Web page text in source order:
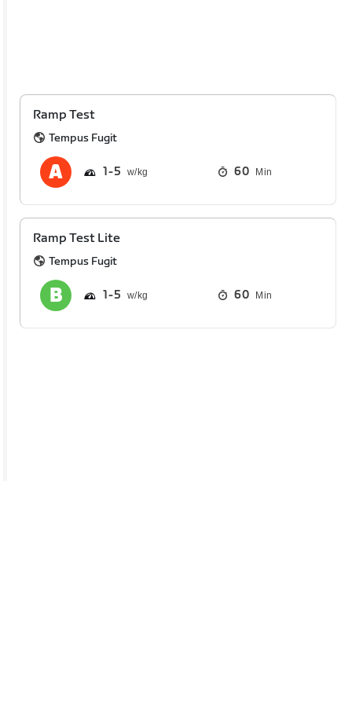
Ramp Test
Tempus Fugit
1 5 60 Min
Ramp Test Lite
Tempus Fugit
1 5 60 Min